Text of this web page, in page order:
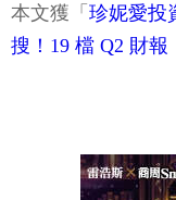
本文獲「 珍妮愛投
搜！19 檔 Q2 財報